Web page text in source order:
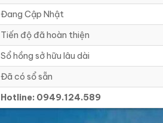
Đang Cập Nhật
Tiến độ đã hoàn thiện
Sổ hồng sở hữu lâu dài
Đã có sổ sẵn
Hotline: 0949.124.589